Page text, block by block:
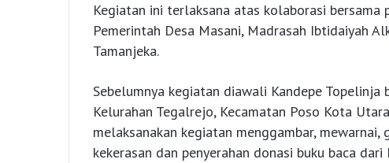
Kegiatan ini terlaksana atas kolaborasi bersama
Pemerintah Desa Masani, Madrasah Ibtidaiyah
Tamanjeka.
Sebelumnya kegiatan diawali Kandepe Topelinja
Kelurahan Tegalrejo, Kecamatan Poso Kota
melaksanakan kegiatan menggambar,
kekerasan dan penyerahan donasi buku baca